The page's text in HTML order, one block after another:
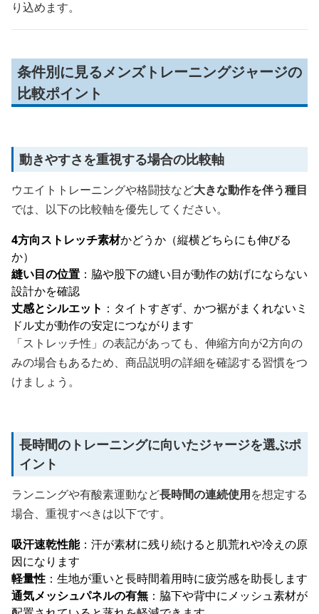
り込めます。
条件別に見るメンズトレーニングジャージの
比較ポイント
動きやすさを重視する場合の比較軸
ウエイトトレーニングや格闘技など大きな動作を伴う種目
では、以下の比較軸を優先してください。
4方向ストレッチ素材かどうか（縦横どちらにも伸びる
か）
縫い目の位置 ：脇や股下の縫い目が動作の妨げにならない
設計かを確認
丈感とシルエット ：タイトすぎず、かつ裾がまくれないミ
ドル丈が動作の安定につながります
「ストレッチ性」の表記があっても、伸縮方向が2方向の
みの場合もあるため、商品説明の詳細を確認する習慣をつ
けましょう。
長時間のトレーニングに向いたジャージを選ぶポ
イント
ランニングや有酸素運動など長時間の連続使用を想定する
場合、重視すべきは以下です。
吸汗速乾性能：汗が素材に残り続けると肌荒れや冷えの原
因になります
軽量性 ：生地が重いと長時間着用時に疲労感を助長します
通気メッシュパネルの有無 ：脇下や背中にメッシュ素材が